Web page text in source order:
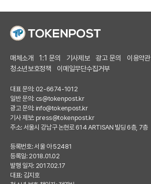
매체소개 1:1 문의 기사제보 광고 문의 이용약관
청소년보호정책
이메일무단수집거부
대표 문의: 02-6674-1012
일반 문의: cs@tokenpost.kr
광고 문의: info@tokenpost.kr
기사 제보: press@tokenpost.kr
주소: 서울시 강남구 논현로 614 ARTISAN 빌딩 6층, 7층
등록번호: 서울 아 52481
등록일: 2018.01.02
발행 일자: 2017.02.17
대표: 김지호